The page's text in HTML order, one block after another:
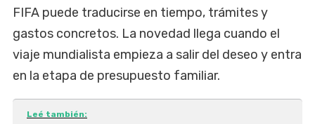
FIFA puede traducirse en tiempo, trámites y
gastos concretos. La novedad llega cuando el
viaje mundialista empieza a salir del deseo y entra
en la etapa de presupuesto familiar.
Leé también: